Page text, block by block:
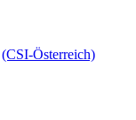
(CSI-Österreich)